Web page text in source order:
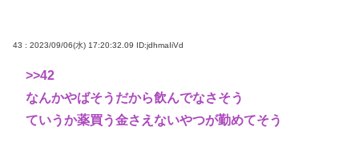
43 : 2023/09/06(水) 17:20:32.09 ID:jdhmaIiVd
>>42
なんかやばそうだから飲んでなさそう
ていうか薬買う金さえないやつが勤めてそう